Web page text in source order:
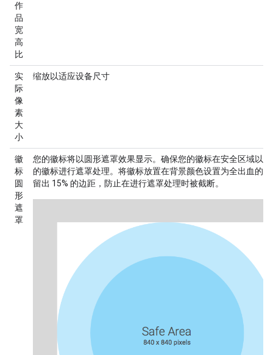
作
品
宽
高
比
实
际
像
素
大
小
缩放以适应设备尺寸
徽
标
圆
形
遮
罩
您的徽标将以圆形遮罩效果显示。确保您的徽标在安全区域以
的徽标进行遮罩处理。将徽标放置在背景颜色设置为全出血的
留出 15% 的边距，防止在进行遮罩处理时被截断。